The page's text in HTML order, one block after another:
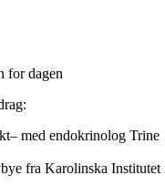
for dagen
med endokrinolog Trine
fra Karolinska Institutet